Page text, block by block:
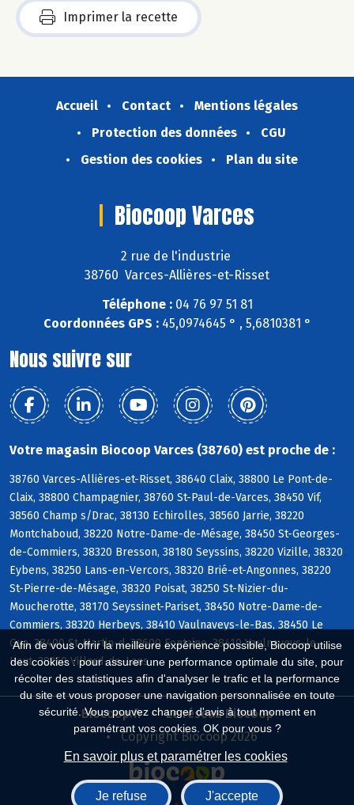
Afin de vous offrir la meilleure expérience possible, Biocoop utilise
des cookies : pour assurer une performance optimale du site, pour
récolter des statistiques afin d'analyser le trafic et la performance
du site et vous proposer une navigation personnalisée en toute
sécurité. Vous pouvez changer d'avis à tout moment en
paramétrant vos cookies. OK pour vous ?
En savoir plus et paramétrer les cookies
Je refuse J'accepte
Imprimer la recette
Accueil Contact
Mentions légales
Protection des données
CGU
Gestion des cookies
Plan du site
Biocoop Varces
2 rue de l'industrie
38760 Varces-Allières-et-Risset
Téléphone :04 76 97 51 81
Coordonnées GPS :45,0974645 ° , 5,6810381 °
Nous suivre sur
Votre magasin Biocoop Varces (38760) est proche de :
38760 Varces-Allières-et-Risset, 38640 Claix, 38800 Le Pont-de-
Claix, 38800 Champagnier, 38760 St-Paul-de-Varces, 38450 Vif,
38560 Champ s/Drac, 38130 Echirolles, 38560 Jarrie, 38220
Montchaboud, 38220 Notre-Dame-de-Mésage, 38450 St-Georges-
de-Commiers, 38320 Bresson, 38180 Seyssins, 38220 Vizille, 38320
Eybens, 38250 Lans-en-Vercors, 38320 Brié-et-Angonnes, 38220
St-Pierre-de-Mésage, 38320 Poisat, 38250 St-Nizier-du-
Moucherotte, 38170 Seyssinet-Pariset, 38450 Notre-Dame-de-
Commiers, 38320 Herbeys, 38410 Vaulnaveys-le-Bas, 38450 Le
Gua, 38400 St-Martin-d, 38600 Fontaine, 38410 Vaulnaveys-le-
Haut, 38250 Villard-de-Lans
Biocoop.fr
Le réseau Biocoop
Copyright Biocoop 2026